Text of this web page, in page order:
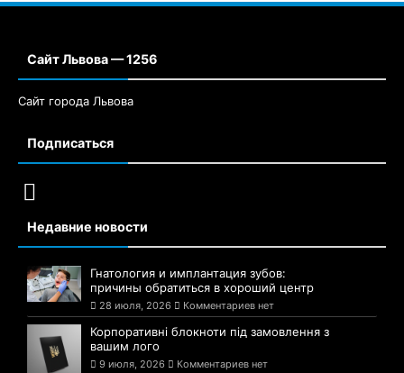
Сайт Львова — 1256
Сайт города Львова
Подписаться
Недавние новости
Гнатология и имплантация зубов:
причины обратиться в хороший центр
28 июля, 2026 Комментариев нет
Корпоративні блокноти під замовлення з
вашим лого
9 июля, 2026 Комментариев нет